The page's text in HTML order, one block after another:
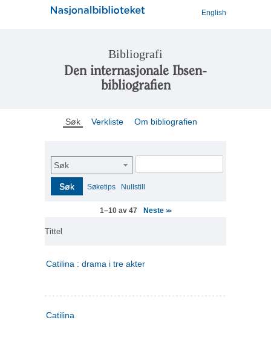
English
Bibliografi
Den internasjonale Ibsen-
bibliografien
Søk Verkliste Om bibliografien
Søk
Søk Søketips Nullstill
1–10 av 47 Neste>>
Tittel
Catilina : drama i tre akter
Catilina